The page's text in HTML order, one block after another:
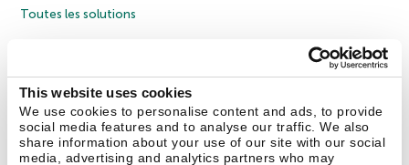
This website uses cookies
We use cookies to personalise content and ads, to provide
social media features and to analyse our traffic. We also
share information about your use of our site with our social
media, advertising and analytics partners who may
Toutes les solutions
Politique de confidentialité
Politique anticorruption
Contrat de licence grand public
Contrat de licence entreprises
Cookies
Nous contacter À propos Partenaires Blog Communiqués de presse